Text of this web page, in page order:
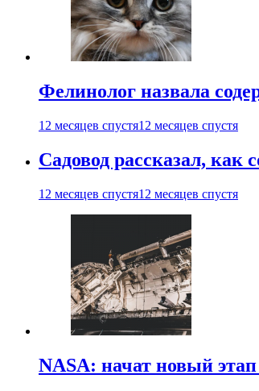
Фелинолог назвала
12 месяцев спустя12 месяцев спустя
Садовод рассказал,
12 месяцев спустя12 месяцев спустя
NASA: начат новый